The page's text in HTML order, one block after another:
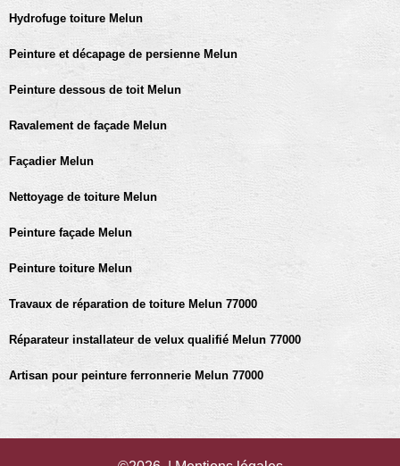
Hydrofuge toiture Melun
Peinture et décapage de persienne Melun
Peinture dessous de toit Melun
Ravalement de façade Melun
Façadier Melun
Nettoyage de toiture Melun
Peinture façade Melun
Peinture toiture Melun
Travaux de réparation de toiture Melun 77000
Réparateur installateur de velux qualifié Melun 77000
Artisan pour peinture ferronnerie Melun 77000